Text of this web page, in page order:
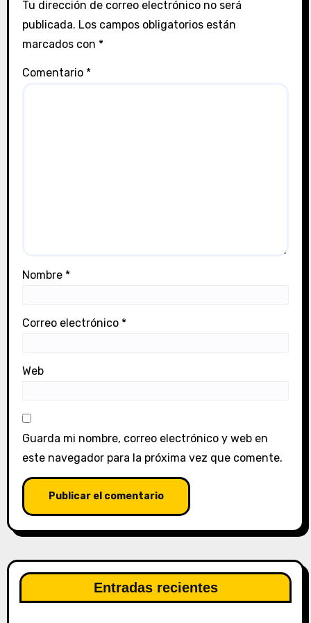
r
a
d
Tu dirección de correo electrónico no será
publicada. Los campos obligatorios están
marcados con *
Comentario *
Nombre *
Correo electrónico *
Web
Guarda mi nombre, correo electrónico y web en
este navegador para la próxima vez que comente.
Entradas recientes